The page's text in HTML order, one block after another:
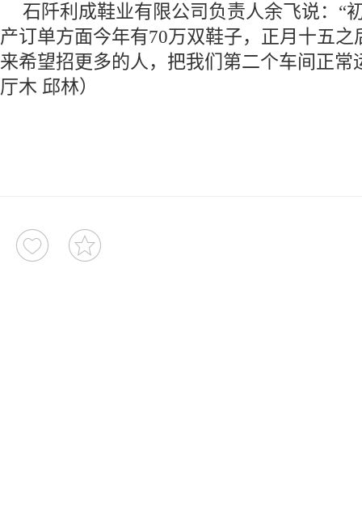
石阡利成鞋业有限公司负责人余飞说：“
产订单方面今年有70万双鞋子，正月十五
来希望招更多的人，把我们第二个车间正常
厅木 邱林）